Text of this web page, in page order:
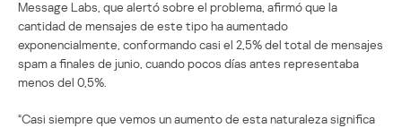
Message Labs, que alertó sobre el problema, afirmó que la
cantidad de mensajes de este tipo ha aumentado
exponencialmente, conformando casi el 2,5% del total de mensajes
spam a finales de junio, cuando pocos días antes representaba
menos del 0,5%.
“Casi siempre que vemos un aumento de esta naturaleza significa